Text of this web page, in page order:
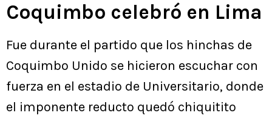
Coquimbo celebró en Lima
Fue durante el partido que los hinchas de
Coquimbo Unido se hicieron escuchar con
fuerza en el estadio de Universitario, donde
el imponente reducto quedó chiquitito